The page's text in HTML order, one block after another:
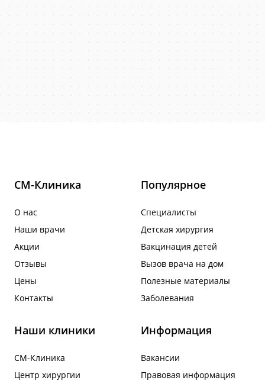
СМ-Клиника
О нас
Наши врачи
Акции
Отзывы
Цены
Контакты
Популярное
Специалисты
Детская хирургия
Вакцинация детей
Вызов врача на дом
Полезные материалы
Заболевания
Наши клиники
СМ-Клиника
Центр хирургии
Информация
Вакансии
Правовая информация